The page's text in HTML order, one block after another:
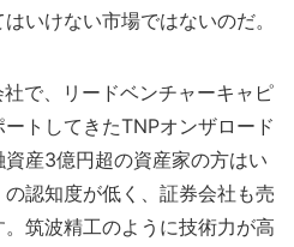
いけない市場ではないのだ。
で、リードベンチャーキャピ
トしてきたTNPオンザロード
産3億円超の資産家の方はい
認知度が低く、証券会社も売
筑波精工のように技術力が高